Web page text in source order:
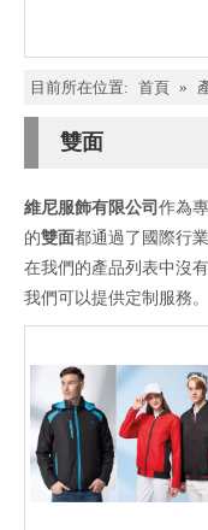
目前所在位置: 首頁 »
雙面
維尼服飾有限公司 作為
的雙面都通過了國際行
在我們的產品列表中沒
我們可以提供定制服務。